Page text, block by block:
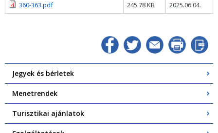
360-363.pdf
245.78 KB 2025.06.04.
Jegyek és bérletek
Menetrendek
Turisztikai ajánlatok